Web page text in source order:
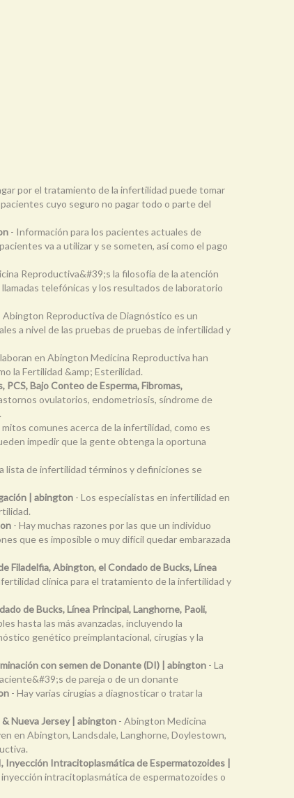
por el tratamiento de la infertilidad puede tomar
cuyo seguro no pagar todo o parte del
- Información para los pacientes actuales de
va a utilizar y se someten, así como el pago
Reproductiva&#39;s la filosofía de la atención
telefónicas y los resultados de laboratorio
Abington Reproductiva de Diagnóstico es un
a nivel de las pruebas de pruebas de infertilidad y
en Abington Medicina Reproductiva han
la Fertilidad &amp; Esterilidad.
Bajo Conteo de Esperma, Fibromas,
ovulatorios, endometriosis, síndrome de
mitos comunes acerca de la infertilidad, como es
impedir que la gente obtenga la oportuna
lista de infertilidad términos y definiciones se
| abington - Los especialistas en infertilidad en
- Hay muchas razones por las que un individuo
que es imposible o muy difícil quedar embarazada
Filadelfia, Abington, el Condado de Bucks, Línea
clínica para el tratamiento de la infertilidad y
de Bucks, Línea Principal, Langhorne, Paoli,
hasta las más avanzadas, incluyendo la
genético preimplantacional, cirugías y la
con semen de Donante (DI) | abington - La
de pareja o de un donante
- Hay varias cirugías a diagnosticar o tratar la
Nueva Jersey | abington - Abington Medicina
en Abington, Landsdale, Langhorne, Doylestown,
Intracitoplasmática de Espermatozoides |
intracitoplasmática de espermatozoides o